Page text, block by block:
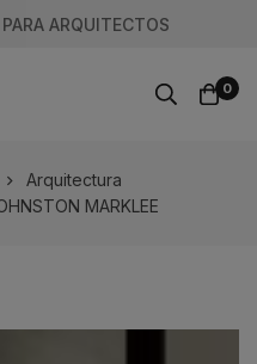
ARQUITECTOS
0
Arquitectura
MARKLEE